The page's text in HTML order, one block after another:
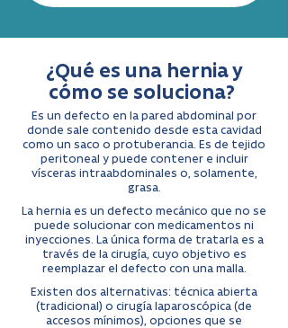
¿Qué es una hernia y
cómo se soluciona?
Es un defecto en la pared abdominal por
donde sale contenido desde esta cavidad
como un saco o protuberancia. Es de tejido
peritoneal y puede contener e incluir
vísceras intraabdominales o, solamente,
grasa.
La hernia es un defecto mecánico que no se
puede solucionar con medicamentos ni
inyecciones. La única forma de tratarla es a
través de la cirugía, cuyo objetivo es
reemplazar el defecto con una malla.
Existen dos alternativas: técnica abierta
(tradicional) o cirugía laparoscópica (de
accesos mínimos), opciones que se